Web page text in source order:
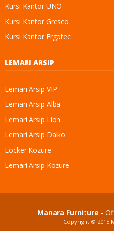
Kursi Kantor UNO
Kursi Kantor Gresco
Kursi Kantor Ergotec
LEMARI ARSIP
Lemari Arsip VIP
Lemari Arsip Alba
Lemari Arsip Lion
Lemari Arsip Daiko
Locker Kozure
Lemari Arsip Kozure
Manara Furniture -
Copyright © 2015